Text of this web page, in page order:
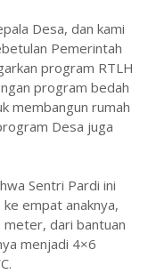
Desa, dan kami
Pemerintah
program RTLH
program bedah
membangun rumah
Desa juga
Sentri Pardi ini
empat anaknya,
meter, dari bantuan
menjadi 4×6